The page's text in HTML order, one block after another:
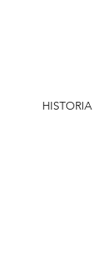
HISTORIA